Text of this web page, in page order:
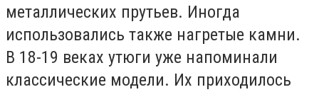
металлических прутьев. Иногда
использовались также нагретые камни.
В 18-19 веках утюги уже напоминали
классические модели. Их приходилось